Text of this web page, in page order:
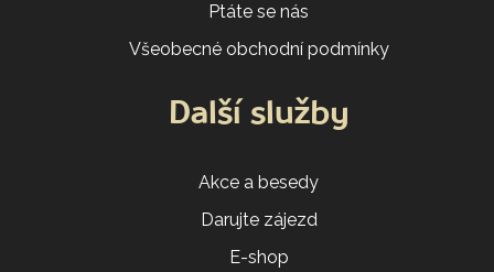
Ptáte se nás
Všeobecné obchodní podmínky
Další služby
Akce a besedy
Darujte zájezd
E-shop